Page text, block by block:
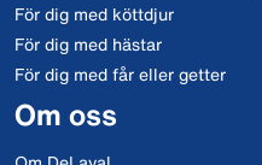
För dig med köttdjur
För dig med hästar
För dig med får eller getter
Om oss